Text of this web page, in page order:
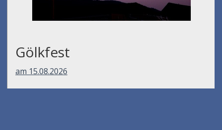
Gölkfest
am 15.08.2026